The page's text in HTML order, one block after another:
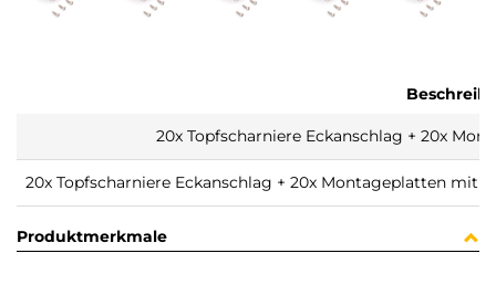
20x Topfscharniere Eckanschlag + 20x
20x Topfscharniere Eckanschlag + 20x Montageplatten mit
Produktmerkmale